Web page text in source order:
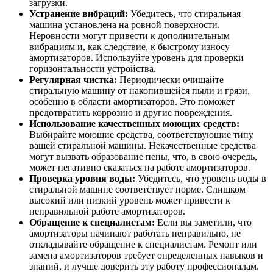
загрузки.
Устранение вибраций: Убедитесь, что стиральная
машина установлена на ровной поверхности.
Неровности могут привести к дополнительным
вибрациям и, как следствие, к быстрому износу
амортизаторов. Используйте уровень для проверки
горизонтальности устройства.
Регулярная чистка: Периодически очищайте
стиральную машину от накопившейся пыли и грязи,
особенно в области амортизаторов. Это поможет
предотвратить коррозию и другие повреждения.
Использование качественных моющих средств:
Выбирайте моющие средства, соответствующие типу
вашей стиральной машины. Некачественные средства
могут вызвать образование пены, что, в свою очередь,
может негативно сказаться на работе амортизаторов.
Проверка уровня воды: Убедитесь, что уровень воды в
стиральной машине соответствует норме. Слишком
высокий или низкий уровень может привести к
неправильной работе амортизаторов.
Обращение к специалистам: Если вы заметили, что
амортизаторы начинают работать неправильно, не
откладывайте обращение к специалистам. Ремонт или
замена амортизаторов требует определенных навыков и
знаний, и лучше доверить эту работу профессионалам.